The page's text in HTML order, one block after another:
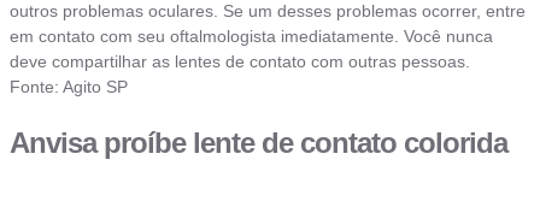
outros problemas oculares. Se um desses problemas ocorrer, entre
em contato com seu oftalmologista imediatamente. Você nunca
deve compartilhar as lentes de contato com outras pessoas.
Fonte: Agito SP
Anvisa proíbe lente de contato colorida